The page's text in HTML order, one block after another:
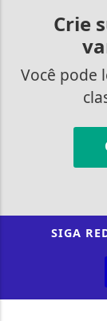
Crie
Você pode
SIGA